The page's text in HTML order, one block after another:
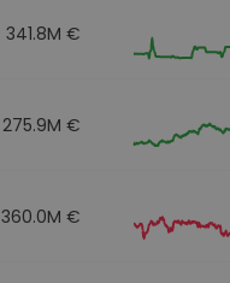
341.8M €
275.9M €
360.0M €